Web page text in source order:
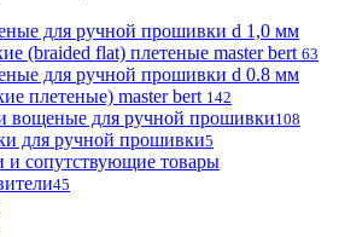
для ручной прошивки d 1,0 мм
(braided flat) плетеные master bert 63
для ручной прошивки d 0.8 мм
плетеные) master bert 142
вощеные для ручной прошивки108
для ручной прошивки5
и сопутствующие товары
45